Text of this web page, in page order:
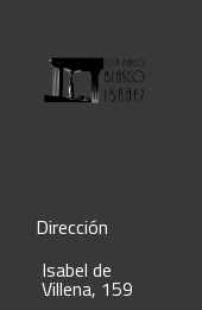
Dirección
Isabel de
Villena, 159